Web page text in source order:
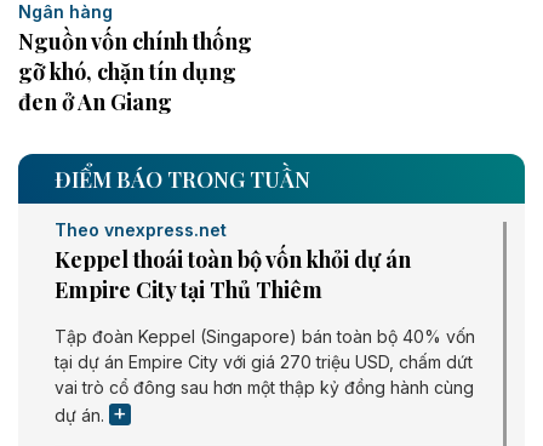
Ngân hàng
Nguồn vốn chính thống
gỡ khó, chặn tín dụng
đen ở An Giang
ĐIỂM BÁO TRONG TUẦN
Theo vnexpress.net
Keppel thoái toàn bộ vốn khỏi dự án
Empire City tại Thủ Thiêm
Tập đoàn Keppel (Singapore) bán toàn bộ 40% vốn
tại dự án Empire City với giá 270 triệu USD, chấm dứt
vai trò cổ đông sau hơn một thập kỷ đồng hành cùng
dự án.